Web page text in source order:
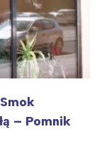
– Pomnik